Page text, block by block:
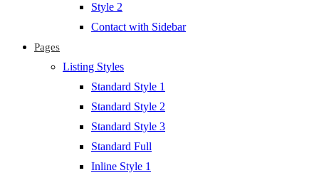
Style 2
Contact with Sidebar
Pages
Listing Styles
Standard Style 1
Standard Style 2
Standard Style 3
Standard Full
Inline Style 1